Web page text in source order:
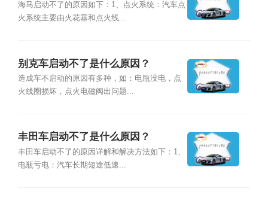
海马启动不了的原因如下：1、点火系统：汽车点
火系统主要由火花塞和点火线...
别克车启动不了是什么原因？
造成车不启动的原因有多种，如：电瓶没电，点
火线圈损坏，点火电磁阀出问题...
丰田车启动不了是什么原因？
丰田车启动不了的原因详解和解决方法如下：1、
电瓶亏电：汽车长期短途低速...